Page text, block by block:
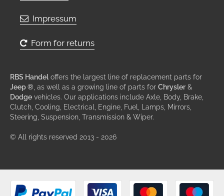
Impressum
Form for returns
RBS Handel offers the largest line of replacement parts for
Jeep ® , as well as a growing line of parts for Chrysler &
Dodge vehicles. Our applications include Axle, Body, Brake,
Clutch, Cooling, Electrical, Engine, Fuel, Lamps, Mirrors,
Steering, Suspension, Transmission & Wiper.
© All rights reserved 2013 - 2026